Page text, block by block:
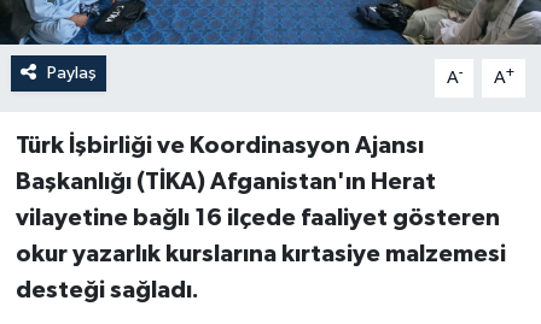
Paylaş A- A+
Türk İşbirliği ve Koordinasyon Ajansı
Başkanlığı (TİKA) Afganistan'ın Herat
vilayetine bağlı 16 ilçede faaliyet gösteren
okur yazarlık kurslarına kırtasiye malzemesi
desteği sağladı.